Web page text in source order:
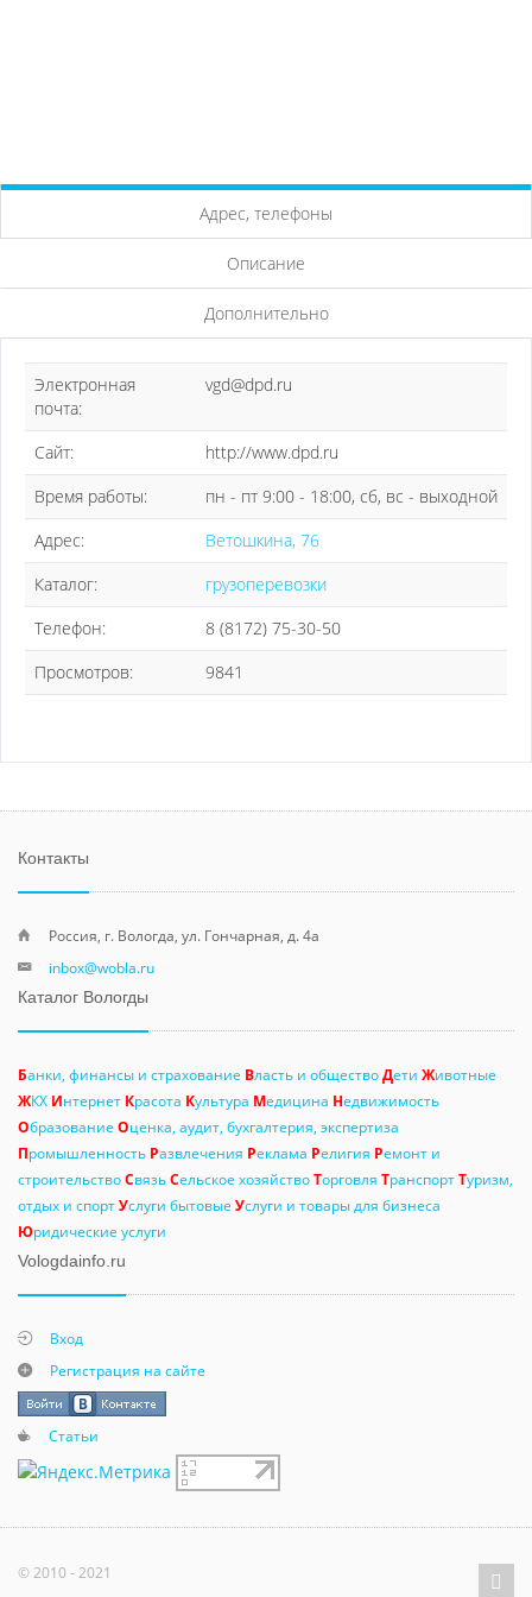
Адрес, телефоны
Описание
Дополнительно
Электронная
почта:
vgd@dpd.ru
Сайт:
http://www.dpd.ru
Время работы:
пн - пт 9:00 - 18:00, сб, вс - выходной
Адрес:
Ветошкина, 76
Каталог:
грузоперевозки
Телефон:
8 (8172) 75-30-50
Просмотров:
9841
Контакты
Россия, г. Вологда, ул. Гончарная, д. 4а
inbox@wobla.ru
Каталог Вологды
Банки, финансы и страхование Власть и обществоДети Животные
ЖКХ Интернет Красота Культура Медицина Недвижимость
Образование Оценка, аудит, бухгалтерия, экспертиза
Промышленность Развлечения Реклама Религия Ремонт и
строительствоСвязьСельское хозяйствоТорговля ТранспортТуризм,
отдых и спортУслуги бытовые Услуги и товары для бизнеса
Юридические услуги
Vologdainfo.ru
Вход
Регистрация на сайте
Статьи
© 2010 - 2021